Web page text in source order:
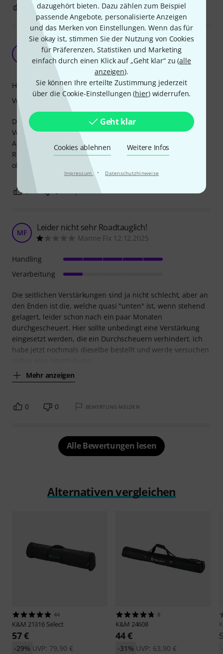
dazugehört bieten. Dazu zählen zum Beispiel
passende Angebote, personalisierte Anzeigen
und das Merken von Einstellungen. Wenn das für
Sie okay ist, stimmen Sie der Nutzung von Cookies
für Präferenzen, Statistiken und Marketing
einfach durch einen Klick auf „Geht klar“ zu (alle
anzeigen).
Sie können Ihre erteilte Zustimmung jederzeit
über die Cookie-Einstellungen (hier) widerrufen.
Geht klar
Cookies ablehnen Weitere Infos
Impressum · Datenschutzhinweise
0 BEWERTUNG MELDEN
Perfekte Tasche auch für schwere Stative und
sehr stabil
GuitarTom 17.01.2024
Die Tasche haben wir jetzt noch nicht so lange, aber im
Vergleich zu den anderen Taschen die wir von anderen
Anbietern haben sind diese einfach stabiler, vor allem der
Reissverschluss. Derzeit werden 2x 213 von K&M damit
ohne Probleme im Hänger transportiert.
Handling
Verarbeitung
0 0 BEWERTUNG MELDEN
MF Leider nicht sehr Roadtauglich!
Manne Fix 12.12.2025
Die seitlichen Verstärkungen sind ja nicht schlecht, aber an
den Enden ist die, welche quasi "unten" ist, wenn stehend
gelagert, leider schon nach ein paar Monaten
durchgescheuert. Hier sollte unbedingt eine Verstärkung
eingesetzt werden, die ein Durchscheuern verhindert. Ich
habe jetzt nochmals dieselbe bestellt und werde versuchen
Mehr anzeigen
Handling
Verarbeitung
0 0 BEWERTUNG MELDEN
Alle Bewertungen lesen
Alternativen vergleichen
44
K&M 21316 Select
57 €
UVP: 79,90 €
-29%
8
K&M 24608
44 €
UVP: 63,90 €
-31%